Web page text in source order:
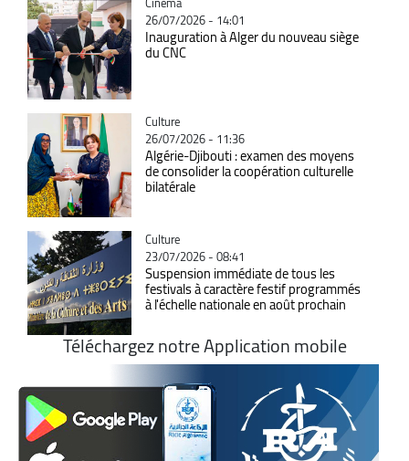
26/07/2026 - 14:01
Inauguration à Alger du nouveau siège
du CNC
Catégorie
Culture
26/07/2026 - 11:36
Algérie-Djibouti : examen des moyens
de consolider la coopération culturelle
bilatérale
Catégorie
Culture
23/07/2026 - 08:41
Suspension immédiate de tous les
festivals à caractère festif programmés
à l'échelle nationale en août prochain
Téléchargez notre Application mobile